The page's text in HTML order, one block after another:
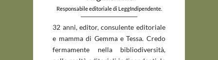
Responsabile editoriale di LeggIndipendente.
_____________________________
32 anni, editor, consulente editoriale
e mamma di Gemma e Tessa. Credo
fermamente nella bibliodiversità,